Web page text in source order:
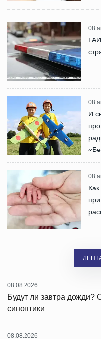
08
08
И
08
08.08.2026
Будут ли завтра дожди?
синоптики
08.08.2026